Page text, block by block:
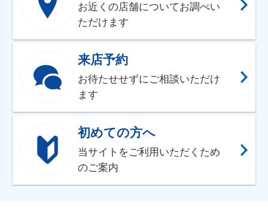
お近くの店舗についてお調べい
ただけます
来店予約
お待たせせずにご相談いただけ
ます
初めての方へ
当サイトをご利用いただくため
のご案内